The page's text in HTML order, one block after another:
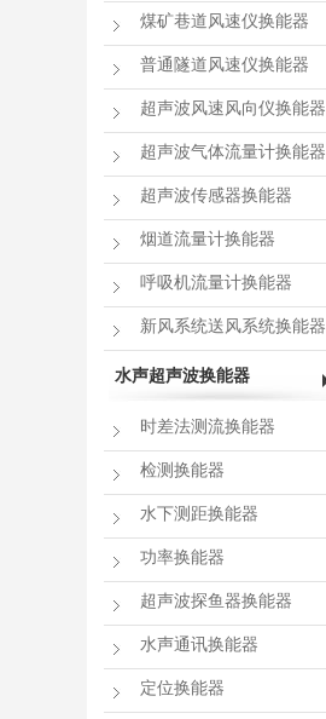
煤矿巷道风速仪换能器
普通隧道风速仪换能器
超声波风速风向仪换能器
超声波气体流量计换能器
超声波传感器换能器
烟道流量计换能器
呼吸机流量计换能器
新风系统送风系统换能器
水声超声波换能器
时差法测流换能器
检测换能器
水下测距换能器
功率换能器
超声波探鱼器换能器
水声通讯换能器
定位换能器